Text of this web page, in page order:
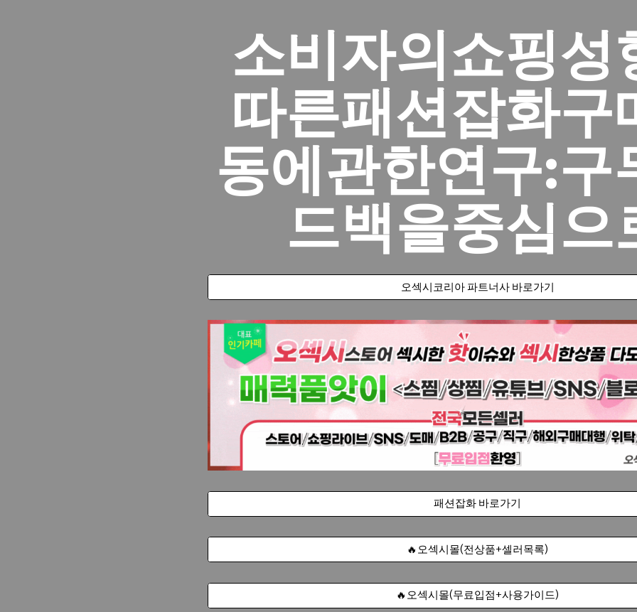
소비자의쇼핑성
따른패션잡화구
동에관한연구:구
드백을중심으
오섹시코리아 파트너사 바로가기
패션잡화 바로가기
🔥오섹시몰(전상품+셀러목록)
🔥오섹시몰(무료입점+사용가이드)